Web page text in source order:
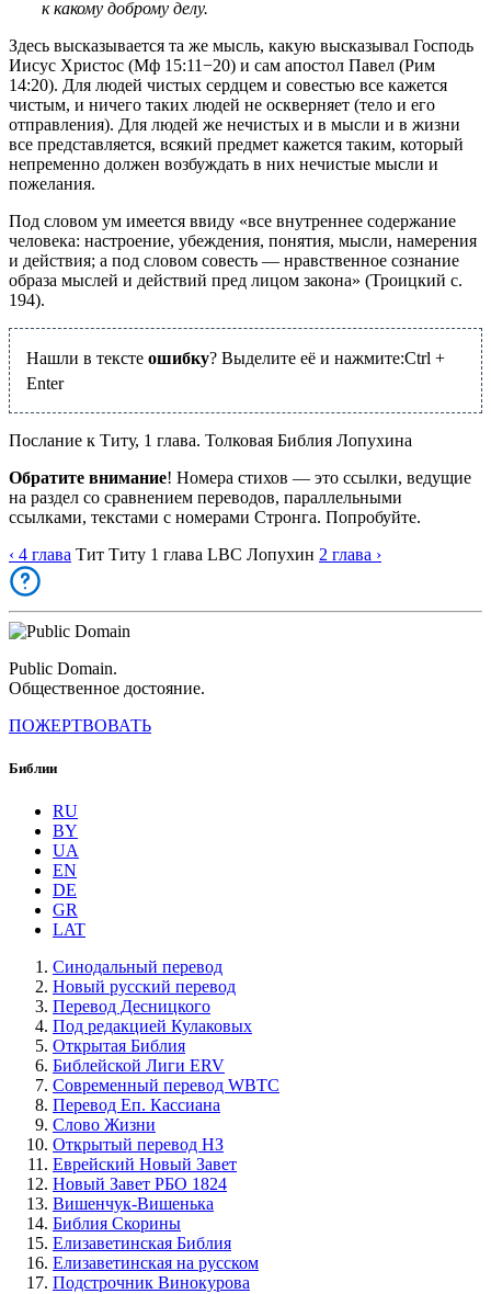
к какому доброму делу.
Здесь высказывается та же мысль, какую высказывал Господь
Иисус Христос (Мф 15:11−20) и сам апостол Павел (Рим
14:20). Для людей чистых сердцем и совестью все кажется
чистым, и ничего таких людей не оскверняет (тело и его
отправления). Для людей же нечистых и в мысли и в жизни
все представляется, всякий предмет кажется таким, который
непременно должен возбуждать в них нечистые мысли и
пожелания.
Под словом ум имеется ввиду «все внутреннее содержание
человека: настроение, убеждения, понятия, мысли, намерения
и действия; а под словом совесть — нравственное сознание
образа мыслей и действий пред лицом закона» (Троицкий с.
194).
Нашли в тексте ошибку? Выделите её и нажмите:Ctrl +
Enter
Послание к Титу, 1 глава. Толковая Библия Лопухина
Обратите внимание! Номера стихов — это ссылки, ведущие
на раздел со сравнением переводов, параллельными
ссылками, текстами с номерами Стронга. Попробуйте.
‹ 4 глава Тит Титу 1 глава LBC Лопухин 2 глава ›
Public Domain.
Общественное достояние.
ПОЖЕРТВОВАТЬ
Библии
RU
BY
UA
EN
DE
GR
LAT
Синодальный перевод
Новый русский перевод
Перевод Десницкого
Под редакцией Кулаковых
Открытая Библия
Библейской Лиги ERV
Cовременный перевод WBTC
Перевод Еп. Кассиана
Слово Жизни
Открытый перевод НЗ
Еврейский Новый Завет
Новый Завет РБО 1824
Вишенчук-Вишенька
Библия Скорины
Елизаветинская Библия
Елизаветинская на русском
Подстрочник Винокурова